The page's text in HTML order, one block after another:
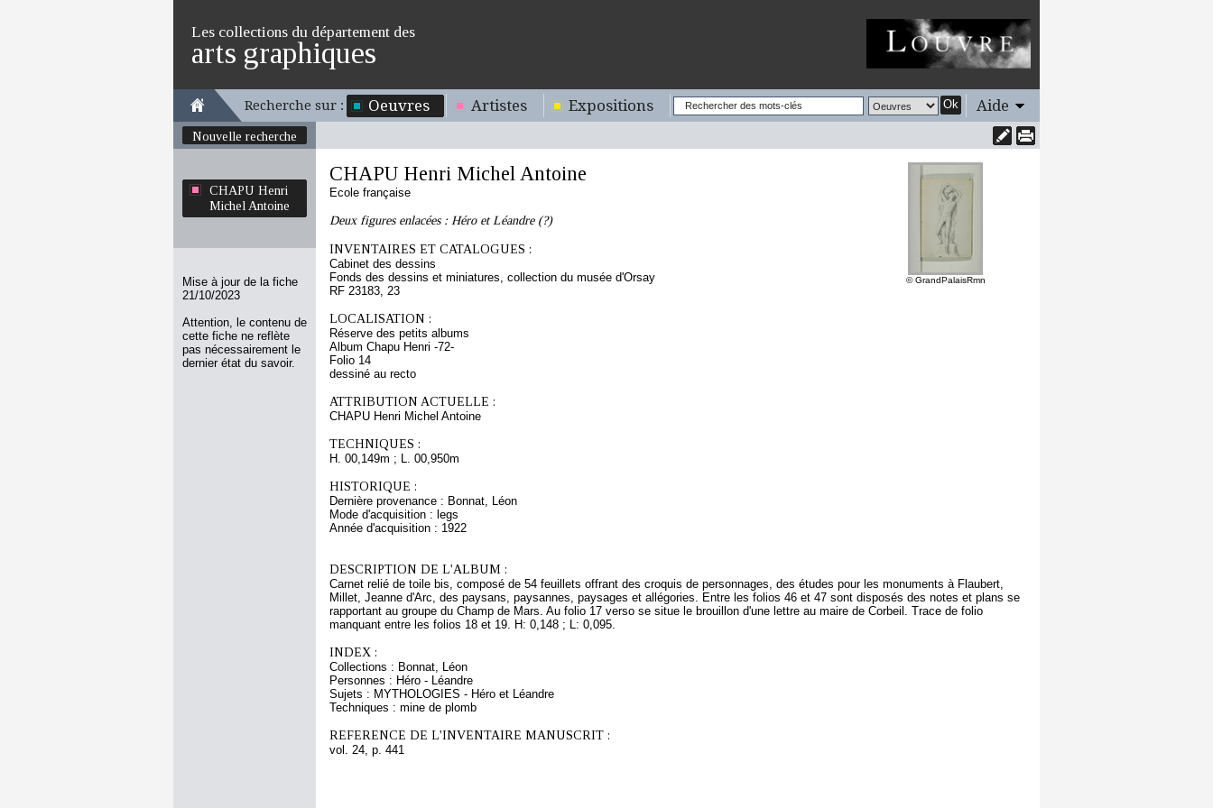
Les collections du département des
arts graphiques
Recherche sur : Oeuvres Artistes Expositions Ok Aide
Nouvelle recherche
CHAPU Henri
Michel Antoine
Mise à jour de la fiche
21/10/2023
Attention, le contenu de
cette fiche ne reflète
pas nécessairement le
dernier état du savoir.
© GrandPalaisRmn
CHAPU Henri Michel Antoine
Ecole française
Deux figures enlacées : Héro et Léandre (?)
INVENTAIRES ET CATALOGUES :
Cabinet des dessins
Fonds des dessins et miniatures, collection du musée d'Orsay
RF 23183, 23
LOCALISATION :
Réserve des petits albums
Album Chapu Henri -72-
Folio 14
dessiné au recto
ATTRIBUTION ACTUELLE :
CHAPU Henri Michel Antoine
TECHNIQUES :
H. 00,149m ; L. 00,950m
HISTORIQUE :
Dernière provenance : Bonnat, Léon
Mode d'acquisition : legs
Année d'acquisition : 1922
DESCRIPTION DE L'ALBUM :
Carnet relié de toile bis, composé de 54 feuillets offrant des croquis de personnages, des études pour les monuments à Flaubert,
Millet, Jeanne d'Arc, des paysans, paysannes, paysages et allégories. Entre les folios 46 et 47 sont disposés des notes et plans se
rapportant au groupe du Champ de Mars. Au folio 17 verso se situe le brouillon d'une lettre au maire de Corbeil. Trace de folio
manquant entre les folios 18 et 19. H: 0,148 ; L: 0,095.
INDEX :
Collections : Bonnat, Léon
Personnes : Héro - Léandre
Sujets : MYTHOLOGIES - Héro et Léandre
Techniques : mine de plomb
REFERENCE DE L'INVENTAIRE MANUSCRIT :
vol. 24, p. 441